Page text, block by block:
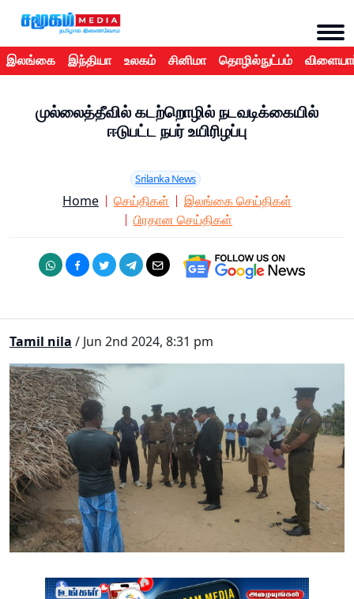
இலங்கை இந்தியா உலகம் சினிமா தொழில்நுட்பம்
முல்லைத்தீவில் கடற்றொழில் நடவடிக்கையில்
ஈடுபட்ட நபர் உயிரிழப்பு
Srilanka News
Home செய்திகள்
இலங்கை செய்திகள்
பிரதான செய்திகள்
Tamil nila / Jun 2nd 2024, 8:31 pm